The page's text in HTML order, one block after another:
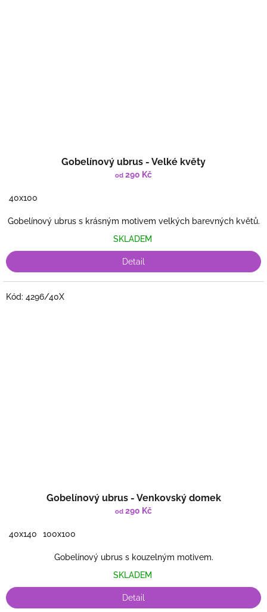
hodnocení
produktu
5
Gobelínový ubrus - Velké květy
od 290 Kč
40x100
Gobelínový ubrus s krásným motivem velkých barevných květů.
SKLADEM
Detail
Gobelínový ubrus - Venkovský domek
od 290 Kč
40x140 100x100
Gobelínový ubrus s kouzelným motivem.
SKLADEM
Detail
Kód: 4296/40X